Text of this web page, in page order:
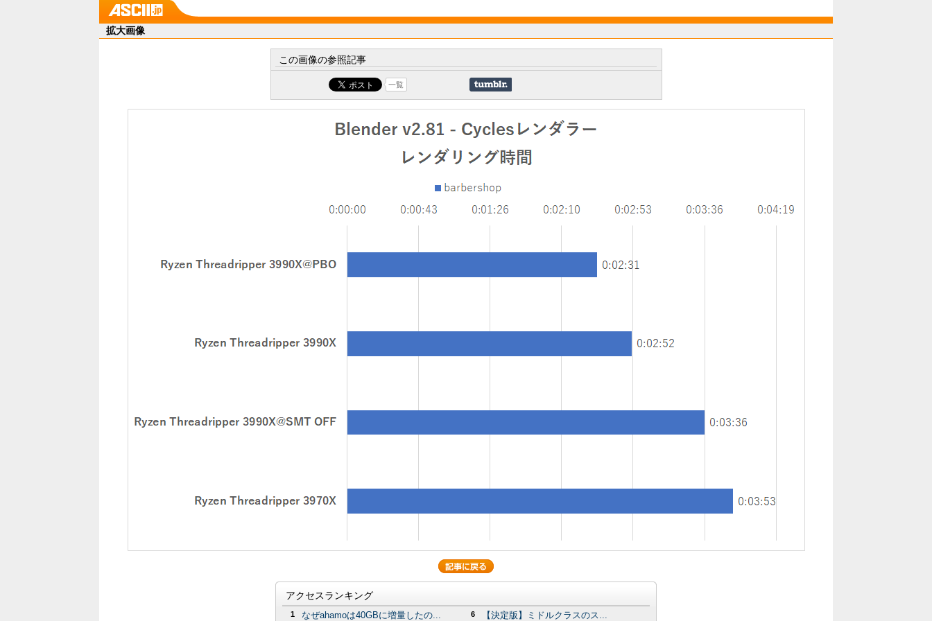
拡大画像
この画像の参照記事
一覧
アクセスランキング
1 なぜahamoは40GBに増量したの... 6 【決定版】ミドルクラスのス...